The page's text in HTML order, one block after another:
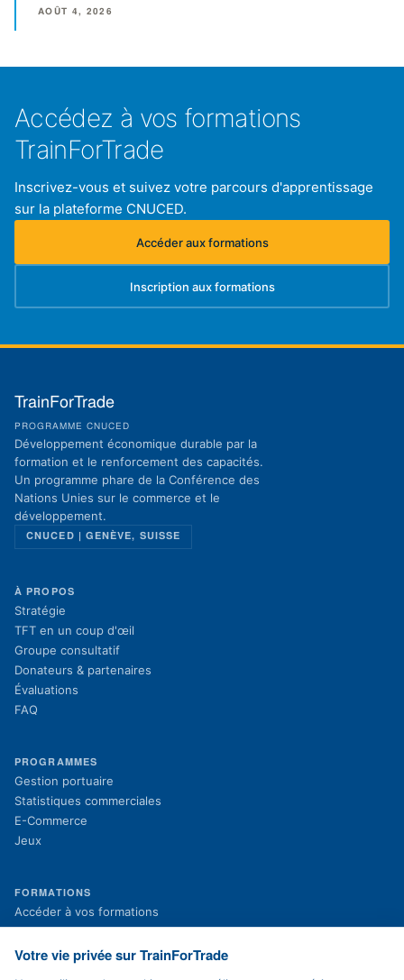
AOÛT 4, 2026
Accédez à vos formations
TrainForTrade
Inscrivez-vous et suivez votre parcours d'apprentissage
sur la plateforme CNUCED.
Accéder aux formations
(s'ouvre dans un nouvel onglet)
Inscription aux formations
(s'ouvre dans un nouvel onglet)
TrainForTrade
PROGRAMME CNUCED
Développement économique durable par la
formation et le renforcement des capacités.
Un programme phare de la Conférence des
Nations Unies sur le commerce et le
développement.
CNUCED | GENÈVE, SUISSE
À PROPOS
Stratégie
TFT en un coup d'œil
Groupe consultatif
Donateurs & partenaires
Évaluations
FAQ
PROGRAMMES
Gestion portuaire
Statistiques commerciales
E-Commerce
Jeux
FORMATIONS
Accéder à vos formations
Inscription aux formations(s'ouvre dans un nouvel onglet)
Projets en cours
Votre vie privée sur TrainForTrade